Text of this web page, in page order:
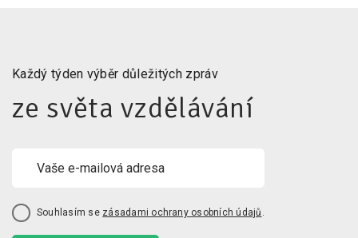
Každý týden výběr důležitých zpráv
ze světa vzdělávání
Souhlasím se zásadami ochrany osobních údajů .